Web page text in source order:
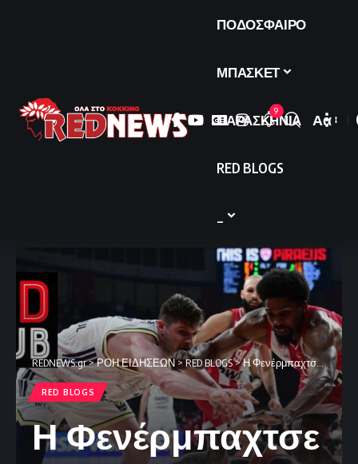
ΠΟΔΟΣΦΑΙΡΟ
ΜΠΑΣΚΕΤ
ΠΑΡΑΣΚΗΝΙΑ
RED BLOGS
9
Font
Αα
REDNEWS.gr>ΡΟΗ ΕΙΔΗΣΕΩΝ>RED BLOGS>Η Φενέρμπαχτσε είναι το φαβορί…
RED BLOGS
Η Φενέρμπαχτσε